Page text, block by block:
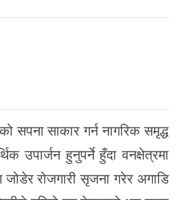
सपना साकार गर्न नागरिक समृद्ध
उपार्जन हुनुपर्ने हुँदा वनक्षेत्रमा
जोडेर रोजगारी सृजना गरेर अगाडि